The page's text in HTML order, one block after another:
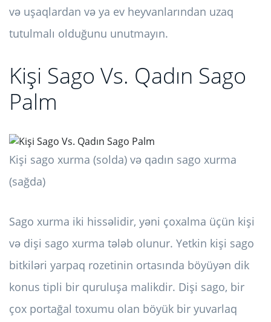
və uşaqlardan və ya ev heyvanlarından uzaq
tutulmalı olduğunu unutmayın.
Kişi Sago Vs. Qadın Sago
Palm
Kişi sago xurma (solda) və qadın sago xurma
(sağda)
Sago xurma iki hissəlidir, yəni çoxalma üçün kişi
və dişi sago xurma tələb olunur. Yetkin kişi sago
bitkiləri yarpaq rozetinin ortasında böyüyən dik
konus tipli bir quruluşa malikdir. Dişi sago, bir
çox portağal toxumu olan böyük bir yuvarlaq